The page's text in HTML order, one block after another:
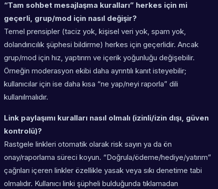
“Tam sohbet mesajlaşma kuralları” herkes için mi
geçerli, grup/mod için nasıl değişir?
Temel prensipler (taciz yok, kişisel veri yok, spam yok,
dolandırıcılık şüphesi bildirme) herkes için geçerlidir. Ancak
grup/mod için hız, yaptırım ve içerik yoğunluğu değişebilir.
Örneğin moderasyon ekibi daha ayrıntılı kanıt isteyebilir;
kullanıcılar için ise daha kısa “ne yap/neyi raporla” dili
kullanılmalıdır.
Link paylaşımı kuralları nasıl olmalı (izinli/izin dışı, güven
kontrolü)?
Rastgele linkleri otomatik olarak risk sayın ya da ön
onay/raporlama süreci koyun. “Doğrula/ödeme/hediye/yatırım”
çağrıları içeren linkler özellikle yasak veya sıkı denetime tabi
olmalıdır. Kullanıcı linki şüpheli bulduğunda tıklamadan